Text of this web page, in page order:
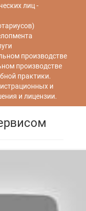
лиц -
производстве
производстве
практики.
и
и лицензии.